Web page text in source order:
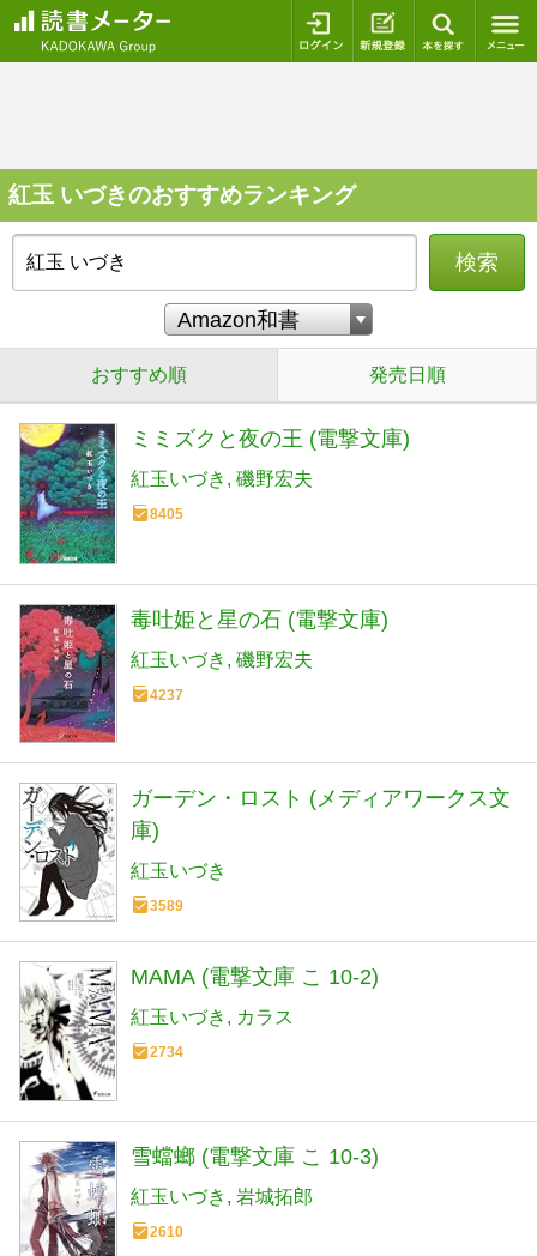
ログイン 新規登録
紅玉 いづきのおすすめランキング
検索
おすすめ順 発売日順
ミミズクと夜の王 (電撃文庫)
紅玉いづき 磯野宏夫
8405
毒吐姫と星の石 (電撃文庫)
紅玉いづき 磯野宏夫
4237
ガーデン・ロスト (メディアワークス文
庫)
紅玉いづき
3589
MAMA (電撃文庫 こ 10-2)
紅玉いづき カラス
2734
雪蟷螂 (電撃文庫 こ 10-3)
紅玉いづき 岩城拓郎
2610